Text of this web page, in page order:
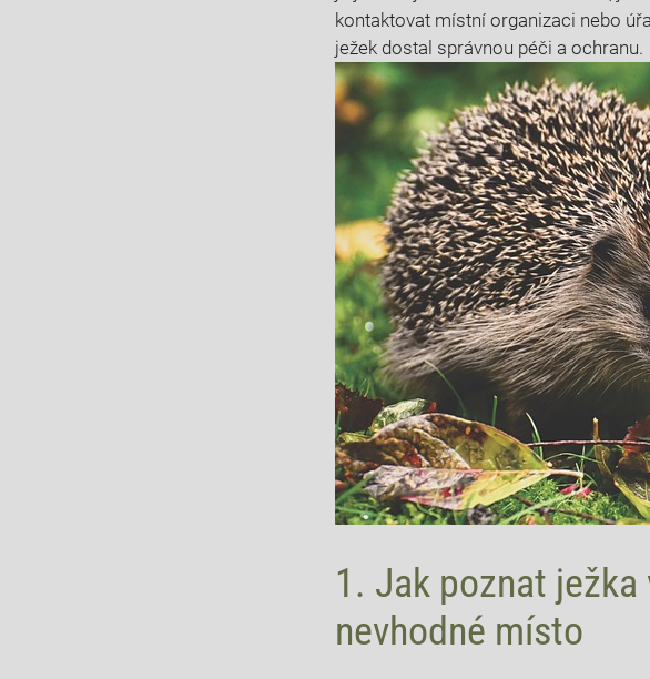
kontaktovat místní organizaci nebo
ježek dostal správnou péči a ochranu.
1. Jak poznat
nevhodné místo